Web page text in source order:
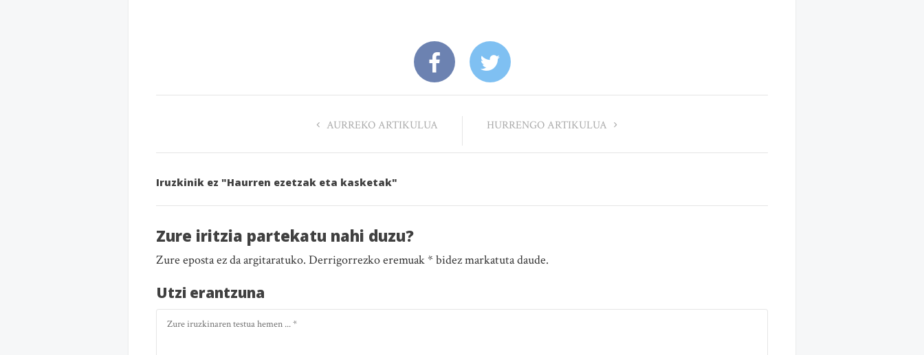
AURREKO ARTIKULUA HURRENGO ARTIKULUA
Iruzkinik ez "Haurren ezetzak eta kasketak"
Zure iritzia partekatu nahi duzu?
Zure eposta ez da argitaratuko. Derrigorrezko eremuak * bidez markatuta daude.
Utzi erantzuna